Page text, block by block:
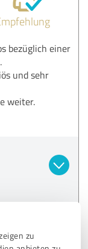
zu
bezüglich einer
und sehr
weiter.